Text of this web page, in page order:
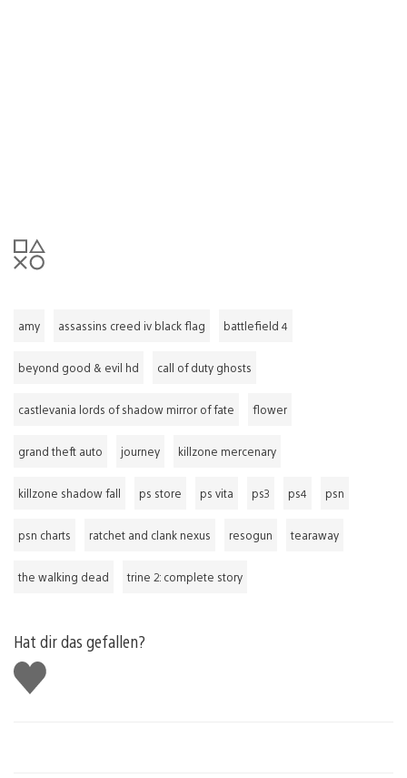
amy assassins creed iv black flag battlefield 4
beyond good & evil hd call of duty ghosts
castlevania lords of shadow mirror of fate flower
grand theft auto journey killzone mercenary
killzone shadow fall ps store ps vita ps3 ps4 psn
psn charts ratchet and clank nexus resogun tearaway
the walking dead trine 2: complete story
Hat dir das gefallen?
Gefällt
mir